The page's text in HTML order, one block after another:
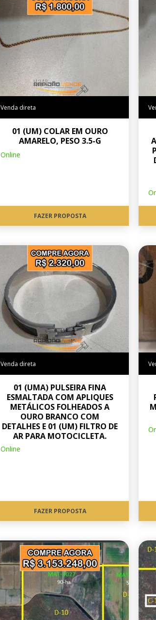
Venda direta
01 (UM) COLAR EM OURO
AMARELO, PESO 3.5-G
Online
FAZER PROPOSTA
Venda direta
01 (UMA) PULSEIRA FINA
ESMALTADA COM APLIQUES
METÁLICOS FOLHEADOS A
OURO BRANCO COM
DETALHES E 01 (UM) FILTRO DE
AR PARA MOTOCICLETA.
Online
FAZER PROPOSTA